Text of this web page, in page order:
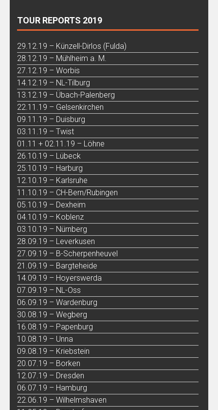
TOUR REPORTS 2019
29.12.19 – Künzell-Dirlos (Fulda)
28.12.19 – Mühlheim a. M.
27.12.19 – Worbis
14.12.19 – NL-Tilburg
13.12.19 – Übach-Palenberg
22.11.19 – Gelsenkirchen
09.11.19 – Duisburg
03.11.19 – Twist
01.11 + 02.11.19 – Löhne
26.10.19 – Lübeck
25.10.19 – Harburg
12.10.19 – Karlsruhe
11.10.19 – CH-Bern/Rubingen
05.10.19 – Dexheim
04.10.19 – Koblenz
03.10.19 – Nürnberg
28.09.19 – Leverkusen
27.09.19 – B-Scherpenheuvel
21.09.19 – Bargteheide
14.09.19 – Hoyerswerda
07.09.19 – NL-Oss
06.09.19 – Wardenburg
30.08.19 – Wegberg
16.08.19 – Papenburg
10.08.19 – Unna
09.08.19 – Kriebstein
20.07.19 – Borken
12.07.19 – Dresden
06.07.19 – Hamburg
22.06.19 – Wilhelmshaven